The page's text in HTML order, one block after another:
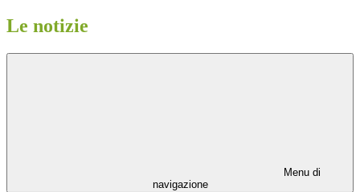
Le notizie
Menu di
navigazione